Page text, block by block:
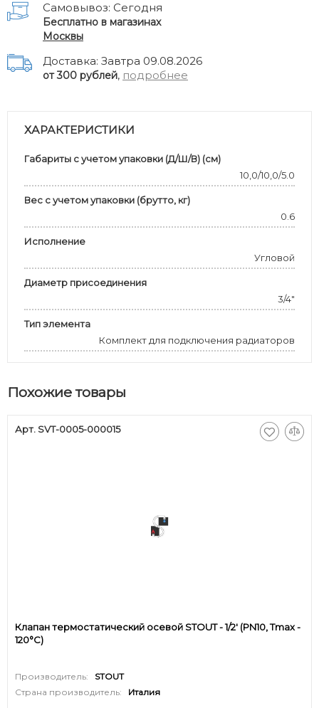
Самовывоз: Сегодня
Бесплатно в магазинах
Москвы
Доставка: Завтра 09.08.2026
от 300 рублей, подробнее
ХАРАКТЕРИСТИКИ
Габариты с учетом упаковки (Д/Ш/В) (см)
10,0/10,0/5.0
Вес с учетом упаковки (брутто, кг)
0.6
Исполнение
Угловой
Диаметр присоединения
3/4"
Тип элемента
Комплект для подключения радиаторов
Похожие товары
Арт. SVT-0005-000015
Клапан термостатический осевой STOUT - 1/2' (PN10, Tmax -
120°С)
Производитель:
STOUT
Страна производитель:
Италия